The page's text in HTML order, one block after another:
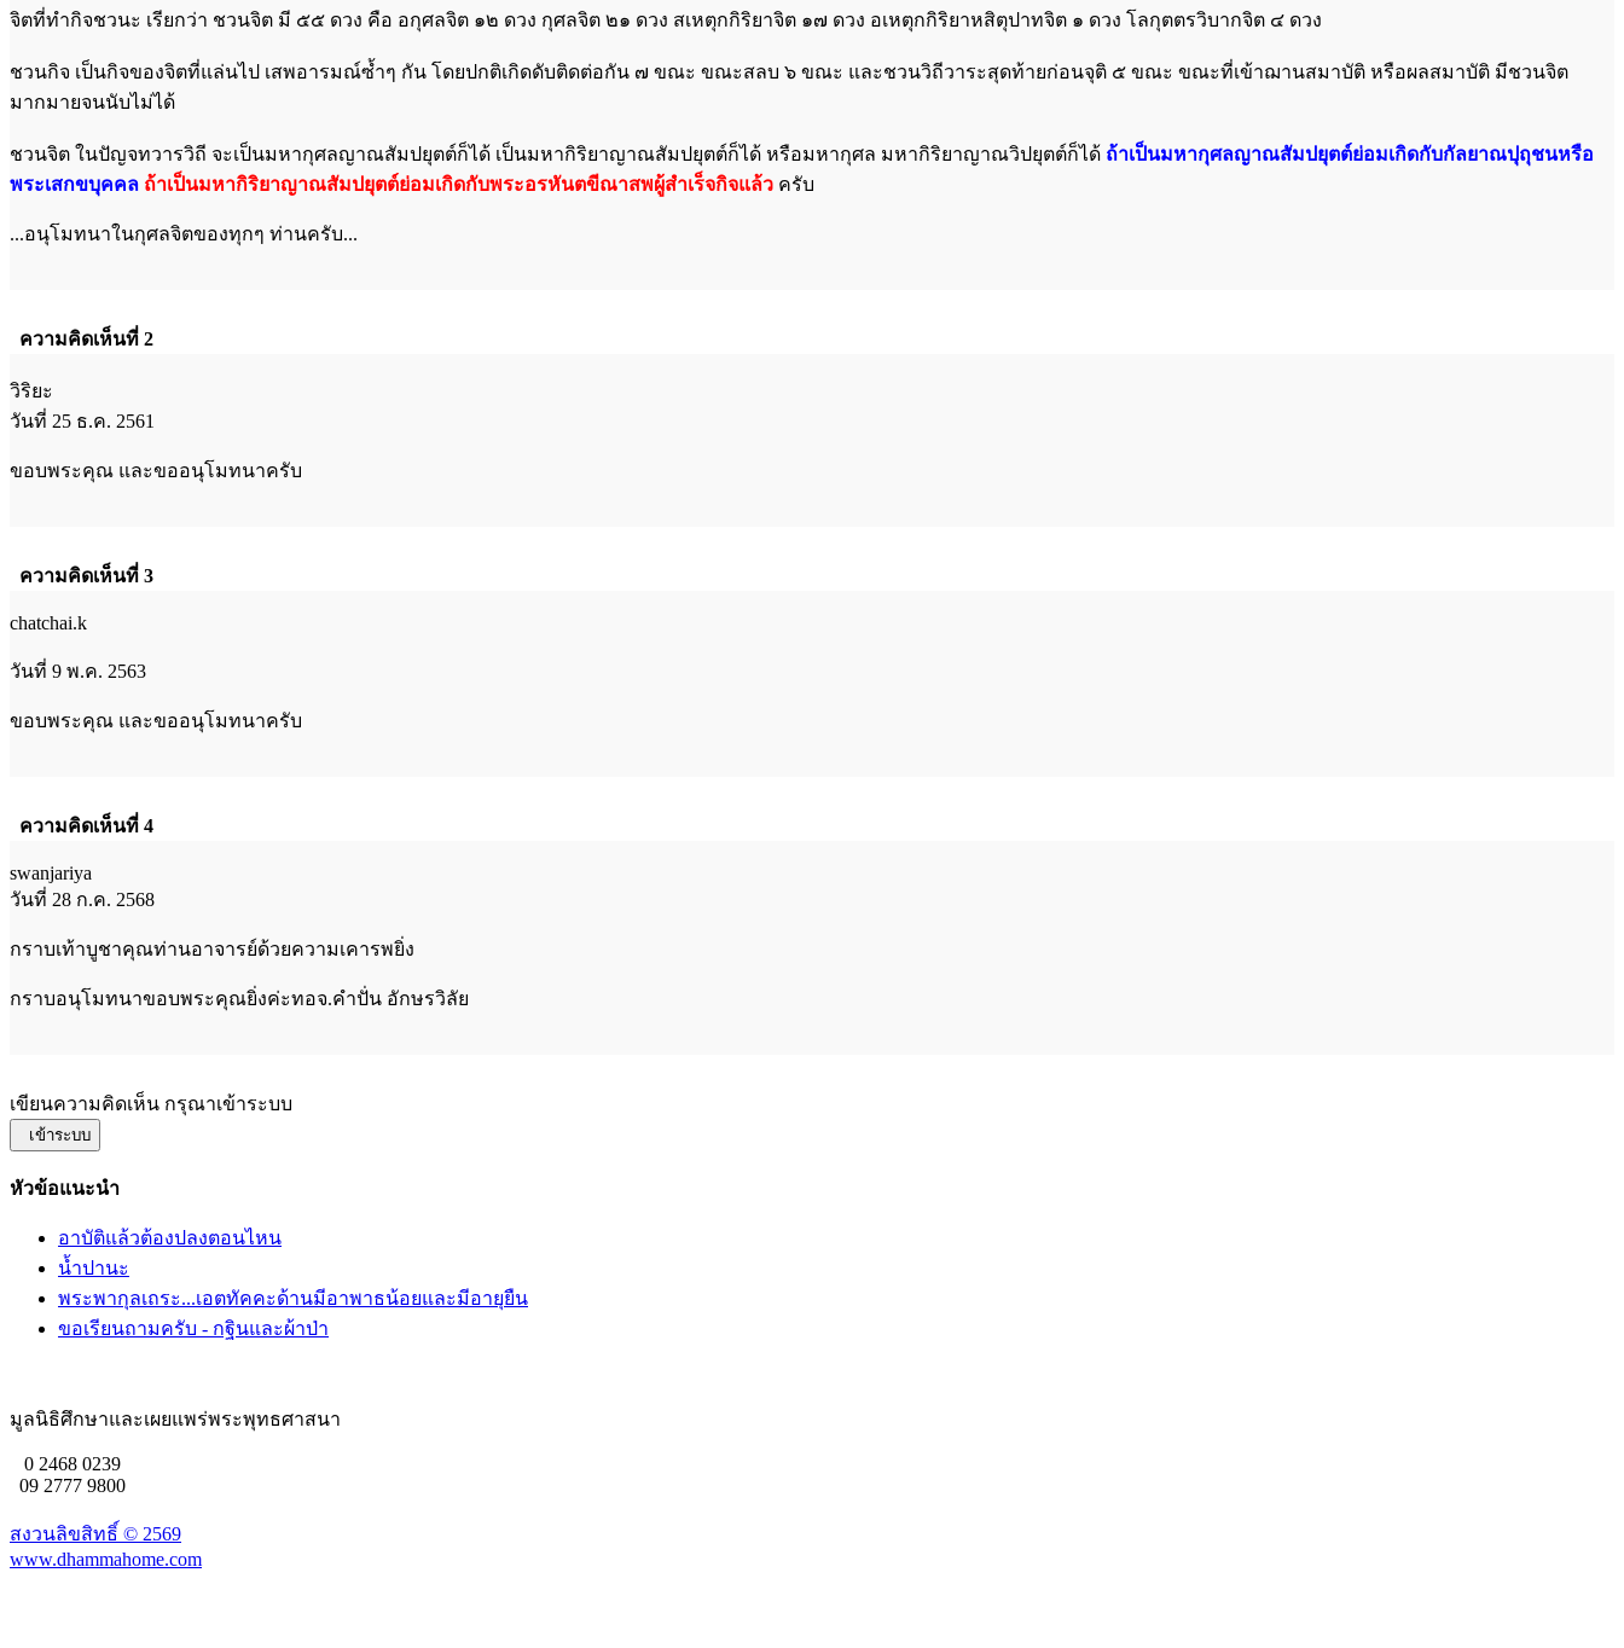
จิตที่ทำกิจชวนะ เรียกว่า ชวนจิต มี ๕๕ ดวง คือ อกุศลจิต ๑๒ ดวง กุศลจิต ๒๑ ดวง สเหตุกกิริยาจิต ๑๗ ดวง อเหตุกกิริยาหสิตุปาทจิต ๑ ดวง โลกุตตรวิบากจิต ๔ ดวง
ชวนกิจ เป็นกิจของจิตที่แล่นไป เสพอารมณ์ซ้ำๆ กัน โดยปกติเกิดดับติดต่อกัน ๗ ขณะ ขณะสลบ ๖ ขณะ และชวนวิถีวาระสุดท้ายก่อนจุติ ๕ ขณะ ขณะที่เข้าฌานสมาบัติ หรือผลสมาบัติ มีชวนจิต
มากมายจนนับไม่ได้
ชวนจิต ในปัญจทวารวิถี จะเป็นมหากุศลญาณสัมปยุตต์ก็ได้ เป็นมหากิริยาญาณสัมปยุตต์ก็ได้ หรือมหากุศล มหากิริยาญาณวิปยุตต์ก็ได้ ถ้าเป็นมหากุศลญาณสัมปยุตต์ย่อมเกิดกับกัลยาณปุถุชนหรือ
พระเสกขบุคคล ถ้าเป็นมหากิริยาญาณสัมปยุตต์ย่อมเกิดกับพระอรหันตขีณาสพผู้สำเร็จกิจแล้ว ครับ
...อนุโมทนาในกุศลจิตของทุกๆ ท่านครับ...
ความคิดเห็นที่ 2
วิริยะ
วันที่ 25 ธ.ค. 2561
ขอบพระคุณ และขออนุโมทนาครับ
ความคิดเห็นที่ 3
chatchai.k
วันที่ 9 พ.ค. 2563
ขอบพระคุณ และขออนุโมทนาครับ
ความคิดเห็นที่ 4
swanjariya
วันที่ 28 ก.ค. 2568
กราบเท้าบูชาคุณท่านอาจารย์ด้วยความเคารพยิ่ง
กราบอนุโมทนาขอบพระคุณยิ่งค่ะทอจ.คำปั่น อักษรวิลัย
เขียนความคิดเห็น กรุณาเข้าระบบ
เข้าระบบ
หัวข้อแนะนำ
อาบัติแล้วต้องปลงตอนไหน
น้ำปานะ
พระพากุลเถระ...เอตทัคคะด้านมีอาพาธน้อยและมีอายุยืน
ขอเรียนถามครับ - กฐินและผ้าป่า
มูลนิธิศึกษาและเผยแพร่พระพุทธศาสนา
0 2468 0239
09 2777 9800
สงวนลิขสิทธิ์ © 2569
www.dhammahome.com